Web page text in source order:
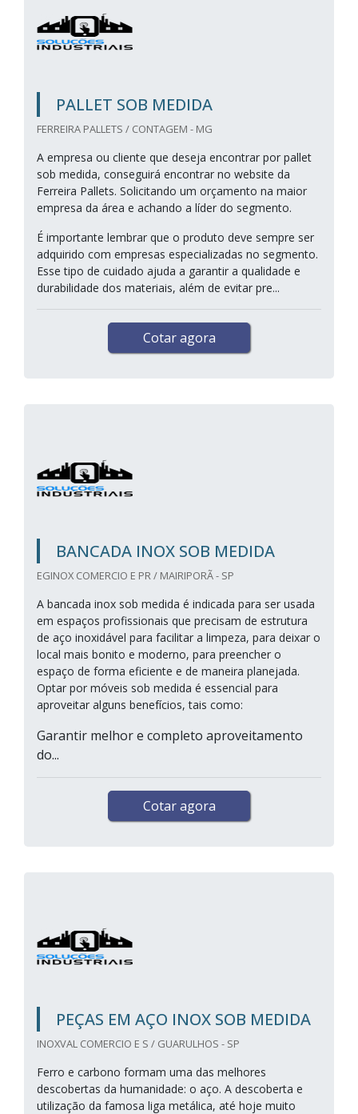
PALLET SOB MEDIDA
FERREIRA PALLETS / CONTAGEM - MG
A empresa ou cliente que deseja encontrar por pallet
sob medida, conseguirá encontrar no website da
Ferreira Pallets. Solicitando um orçamento na maior
empresa da área e achando a líder do segmento.
É importante lembrar que o produto deve sempre ser
adquirido com empresas especializadas no segmento.
Esse tipo de cuidado ajuda a garantir a qualidade e
durabilidade dos materiais, além de evitar pre...
Cotar agora
BANCADA INOX SOB MEDIDA
EGINOX COMERCIO E PR / MAIRIPORÃ - SP
A bancada inox sob medida é indicada para ser usada
em espaços profissionais que precisam de estrutura
de aço inoxidável para facilitar a limpeza, para deixar o
local mais bonito e moderno, para preencher o
espaço de forma eficiente e de maneira planejada.
Optar por móveis sob medida é essencial para
aproveitar alguns benefícios, tais como:
Garantir melhor e completo aproveitamento
do...
Cotar agora
PEÇAS EM AÇO INOX SOB MEDIDA
INOXVAL COMERCIO E S / GUARULHOS - SP
Ferro e carbono formam uma das melhores
descobertas da humanidade: o aço. A descoberta e
utilização da famosa liga metálica, até hoje muito